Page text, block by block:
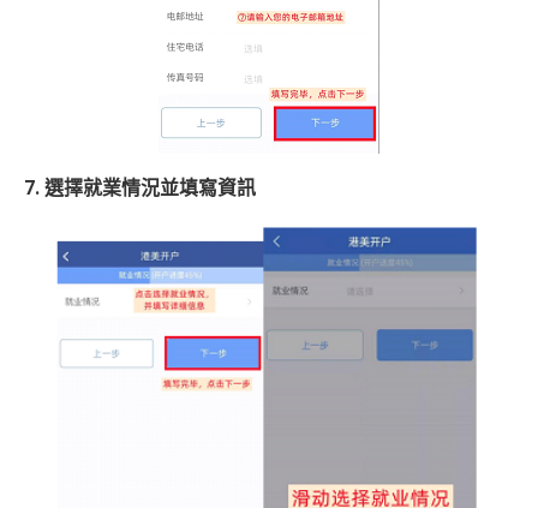
7. 選擇就業情況並填寫資訊